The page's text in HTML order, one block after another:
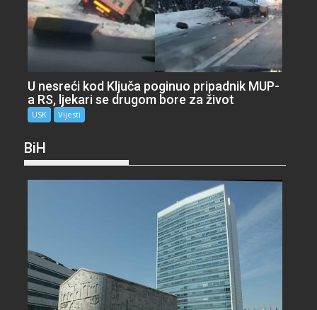
U nesreći kod Ključa poginuo pripadnik MUP-
a RS, ljekari se drugom bore za život
USK Vijesti
BiH